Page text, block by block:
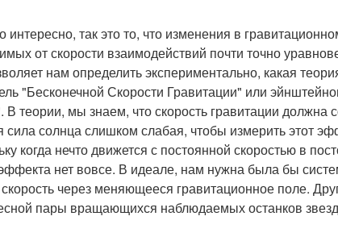
интересно, так это то, что изменения в
от скорости взаимодействий почти точно
нам определить экспериментально, какая
"Бесконечной Скорости Гравитации" или
В теории, мы знаем, что скорость гравитации должна
сила солнца слишком слабая, чтобы измерить этот
когда нечто движется с постоянной скоростью в
нет вовсе. В идеале, нам нужна была бы
через меняющееся гравитационное поле.
пары вращающихся наблюдаемых останков